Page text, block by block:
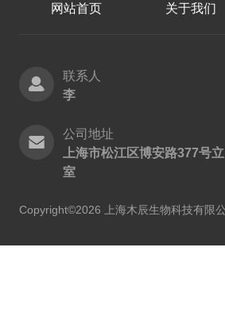
网站首页 关于我们
联系人
李
公司地址
上海市松江区博安路377号
室
Copyright©2026 上海木辰生物科技有限